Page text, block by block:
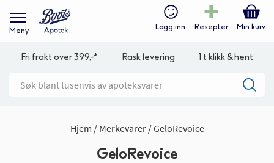
Meny Logg inn Resepter Min kurv
Fri frakt over 399,-* Rask levering 1 t klikk & hent
Hjem Merkevarer GeloRevoice
GeloRevoice